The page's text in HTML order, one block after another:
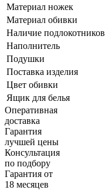
Материал ножек
Материал обивки
Наличие подлокотников
Наполнитель
Подушки
Поставка изделия
Цвет обивки
Ящик для белья
Оперативная
доставка
Гарантия
лучшей цены
Консультация
по подбору
Гарантия от
18 месяцев